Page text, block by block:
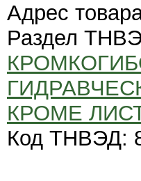
Адрес
Раздел
КРОМЕ
Код ТНВЭД: